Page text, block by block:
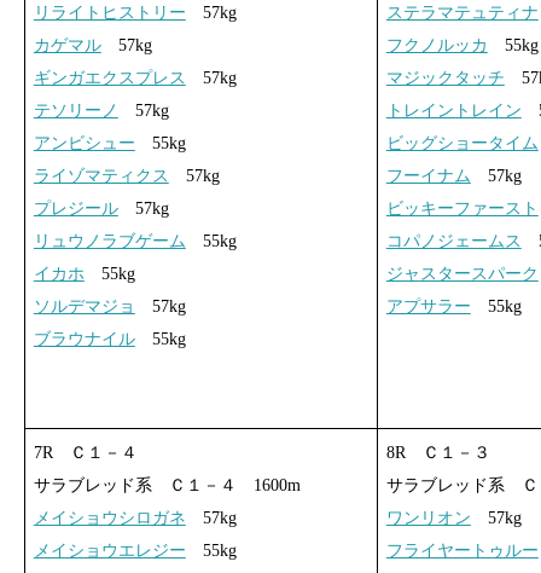
リライトヒストリー 57kg
カゲマル57kg
ギンガエクスプレス
57kg
テソリーノ
57kg
アンビシュー 55kg
ライゾマティクス
57kg
プレジール57kg
リュウノラブゲーム 55kg
イカホ 55kg
ソルデマジョ
57kg
ブラウナイル55kg
ステラマテュティナ
フクノルッカ
55kg
マジックタッチ
トレイントレイン
ビッグショータイム
フーイナム 57kg
ビッキーファースト
コパノジェームス
ジャスタースパーク
アプサラー 55kg
7R Ｃ１－４
サラブレッド系 Ｃ１－４ 1600m
メイショウシロガネ 57kg
メイショウエレジー 55kg
8R Ｃ１－３
サラブレッド系
ワンリオン 57kg
フライヤートゥルー